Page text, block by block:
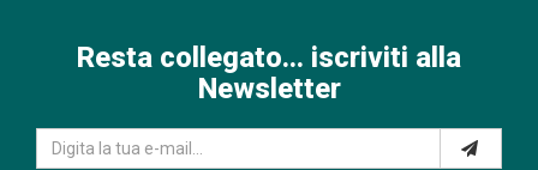
Resta collegato... iscriviti alla
Newsletter